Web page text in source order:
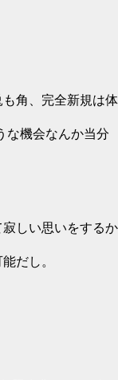
角、完全新規は体
な機会なんか当分
しい思いをするか
だし。